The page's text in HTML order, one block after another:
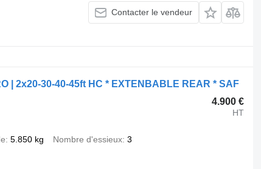
Contacter le vendeur
| 2x20-30-40-45ft HC * EXTENBABLE REAR * SAF
4.900 €
HT
5.850 kg Nombre d'essieux 3